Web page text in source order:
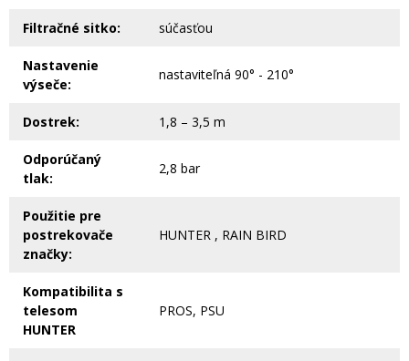
Filtračné sitko: súčasťou
Nastavenie
výseče:
nastaviteľná 90° - 210°
Dostrek: 1,8 – 3,5 m
Odporúčaný
tlak:
2,8 bar
Použitie pre
postrekovače
značky:
HUNTER , RAIN BIRD
Kompatibilita s
telesom
HUNTER
PROS, PSU